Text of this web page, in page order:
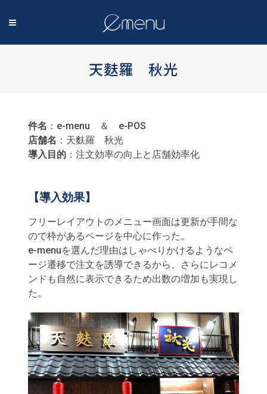
天麩羅 秋光
件名 ：e-menu ＆ e-POS
店舗名 ：天麩羅 秋光
導入目的：注文効率の向上と店舗効率化
【導入効果】
フリーレイアウトのメニュー画面は更新が手間な
ので枠があるページを中心に作った。
e-menuを選んだ理由はしゃべりかけるようなペ
ージ遷移で注文を誘導できるから、さらにレコメ
ンドも自然に表示できるため出数の増加も実現し
た。